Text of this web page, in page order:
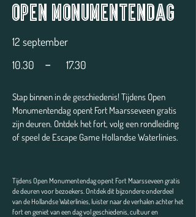
Open Monumentendag
12 september
10.30
- 17.30
Stap binnen in de geschiedenis! Tijdens Open
Monumentendag opent Fort Maarsseveen gratis
zijn deuren. Ontdek het fort, volg een rondleiding
of speel de Escape Game Hollandse Waterlinies.
Tijdens Open Monumentendag opent Fort Maarsseveen gratis
de deuren voor bezoekers. Ontdek dit bijzondere onderdeel
van de Hollandse Waterlinies, luister naar de verhalen achter het
fort en geniet van een dag vol geschiedenis, cultuur en